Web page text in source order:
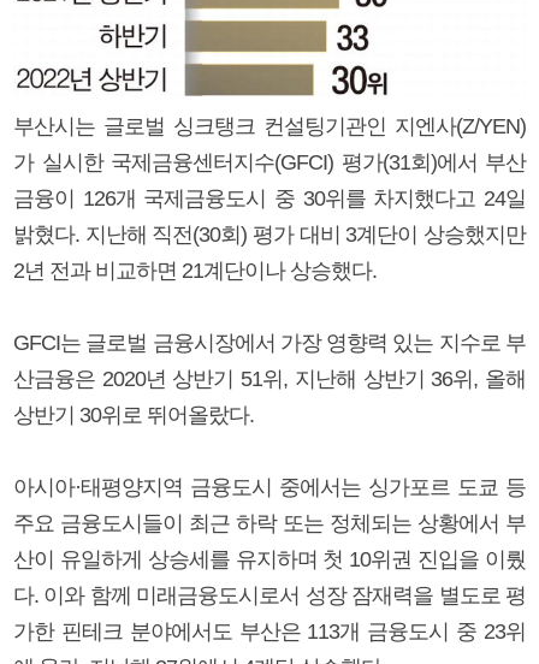
부산시는 글로벌 싱크탱크 컨설팅기관인 지엔사(Z/YEN)
가 실시한 국제금융센터지수(GFCI) 평가(31회)에서 부산
금융이 126개 국제금융도시 중 30위를 차지했다고 24일
밝혔다. 지난해 직전(30회) 평가 대비 3계단이 상승했지만
2년 전과 비교하면 21계단이나 상승했다.
GFCI는 글로벌 금융시장에서 가장 영향력 있는 지수로 부
산금융은 2020년 상반기 51위, 지난해 상반기 36위, 올해
상반기 30위로 뛰어올랐다.
아시아·태평양지역 금융도시 중에서는 싱가포르 도쿄 등
주요 금융도시들이 최근 하락 또는 정체되는 상황에서 부
산이 유일하게 상승세를 유지하며 첫 10위권 진입을 이뤘
다. 이와 함께 미래금융도시로서 성장 잠재력을 별도로 평
가한 핀테크 분야에서도 부산은 113개 금융도시 중 23위